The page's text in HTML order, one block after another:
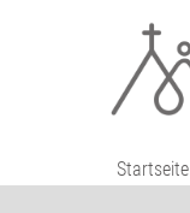
Startseite